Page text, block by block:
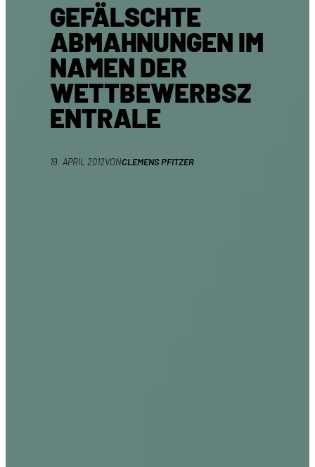
GEFÄLSCHTE
ABMAHNUNGEN IM
NAMEN DER
WETTBEWERBSZ
ENTRALE
19. APRIL 2012VONCLEMENS PFITZER